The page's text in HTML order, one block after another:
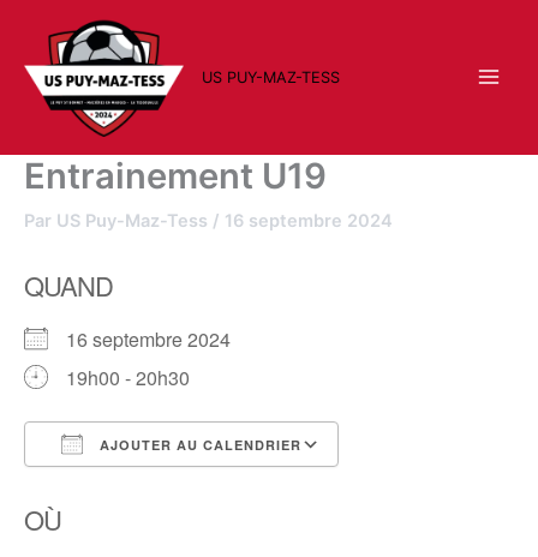
contenu
US PUY-MAZ-TESS
Entrainement U19
Par US Puy-Maz-Tess / 16 septembre 2024
QUAND
16 septembre 2024
19h00 - 20h30
AJOUTER AU CALENDRIER
OÙ